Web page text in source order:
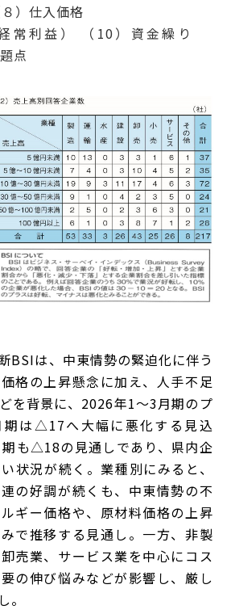
仕入価格
常利益） （10）資金繰り
点
BSIは、中東情勢の緊迫化に伴う
格の上昇懸念に加え、人手不足
を背景に、2026年1～3月期のプ
は△17へ大幅に悪化する見込
も△18の見通しであり、県内企
状況が続く。業種別にみると、
の好調が続くも、中東情勢の不
ギー価格や、原材料価格の上昇
で推移する見通し。一方、非製
売業、サービス業を中心にコス
の伸び悩みなどが影響し、厳し
。